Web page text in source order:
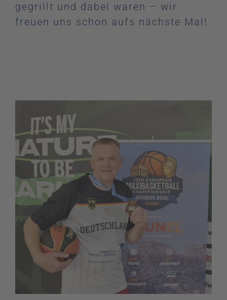
gegrillt und dabei waren – wir
freuen uns schon aufs nächste Mal!